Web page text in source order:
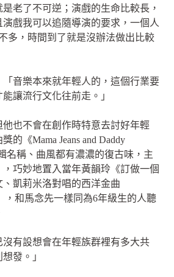
老了不可逆；演戲的生命比較長，
戲我可以追隨導演的要求，一個人
多，時間到了就是沒辦法做出比較
「音樂本來就年輕人的，這個行業要
讓流行文化往前走。」
也不會在創作時特意去討好年輕
的《Mama Jeans and Daddy
名稱、曲風都有濃濃的復古味，主
，巧妙地置入當年黃韻玲《訂做一個
凱莉米洛對唱的西洋金曲
，和馬念先一樣同為6年級生的人聽
沒有設想會在年輕族群裡有多大共
發。」